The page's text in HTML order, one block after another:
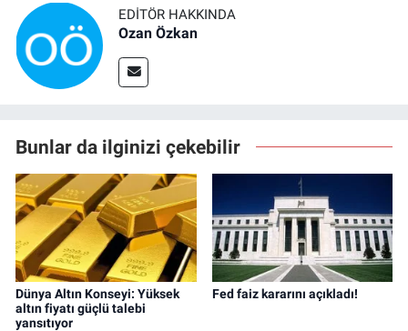
EDITÖR HAKKINDA
Ozan Özkan
Bunlar da ilginizi çekebilir
Dünya Altın Konseyi: Yüksek
altın fiyatı güçlü talebi
yansıtıyor
Fed faiz kararını açıkladı!